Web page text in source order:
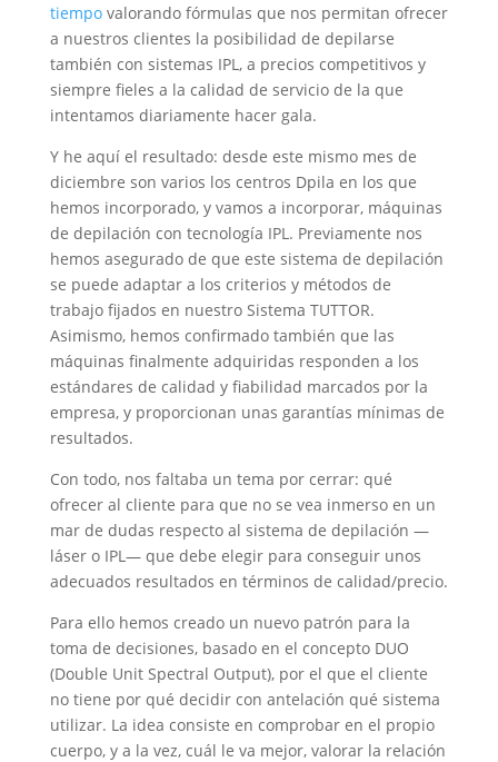
tiempovalorando fórmulas que nos permitan ofrecer
a nuestros clientes la posibilidad de depilarse
también con sistemas IPL, a precios competitivos y
siempre fieles a la calidad de servicio de la que
intentamos diariamente hacer gala.
Y he aquí el resultado: desde este mismo mes de
diciembre son varios los centros Dpila en los que
hemos incorporado, y vamos a incorporar, máquinas
de depilación con tecnología IPL. Previamente nos
hemos asegurado de que este sistema de depilación
se puede adaptar a los criterios y métodos de
trabajo fijados en nuestro Sistema TUTTOR.
Asimismo, hemos confirmado también que las
máquinas finalmente adquiridas responden a los
estándares de calidad y fiabilidad marcados por la
empresa, y proporcionan unas garantías mínimas de
resultados.
Con todo, nos faltaba un tema por cerrar: qué
ofrecer al cliente para que no se vea inmerso en un
mar de dudas respecto al sistema de depilación —
láser o IPL— que debe elegir para conseguir unos
adecuados resultados en términos de calidad/precio.
Para ello hemos creado un nuevo patrón para la
toma de decisiones, basado en el concepto DUO
(Double Unit Spectral Output), por el que el cliente
no tiene por qué decidir con antelación qué sistema
utilizar. La idea consiste en comprobar en el propio
cuerpo, y a la vez, cuál le va mejor, valorar la relación